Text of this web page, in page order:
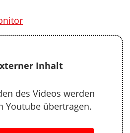
Inhalt
des Videos werden
Youtube übertragen.